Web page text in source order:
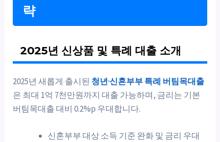
략
2025년 신상품 및 특례 대출 소개
2025년 새롭게 출시된 청년·신혼부부 특례 버팀목대출
은 최대 1억 7천만원까지 대출 가능하며, 금리는 기본
버팀목대출 대비 0.2%p 우대합니다.
신혼부부 대상 소득 기준 완화 및 금리 우대